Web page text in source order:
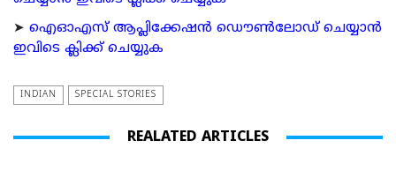
➤ ഐഓഎസ് ആപ്ലിക്കേഷന്‍ ഡൌണ്‍ലോഡ് ചെയ്യാന്‍
ഇവിടെ ക്ലിക്ക് ചെയ്യുക
INDIAN SPECIAL STORIES
REALATED ARTICLES